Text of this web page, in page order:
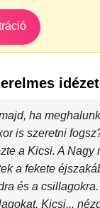
ha
is szeretni
a Kicsi. A Nagy
a fekete
és a csillagokra.
Kicsi...